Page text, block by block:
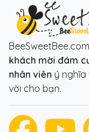
khách mời đám
nhân viên ý nghĩa
vời cho bạn.